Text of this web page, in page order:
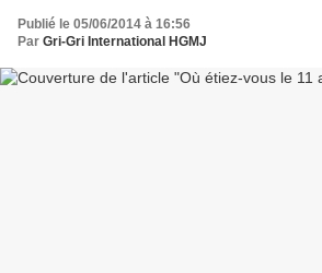
Publié le 05/06/2014 à 16:56
Par Gri-Gri International HGMJ